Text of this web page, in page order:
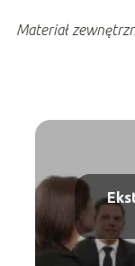
Materiał